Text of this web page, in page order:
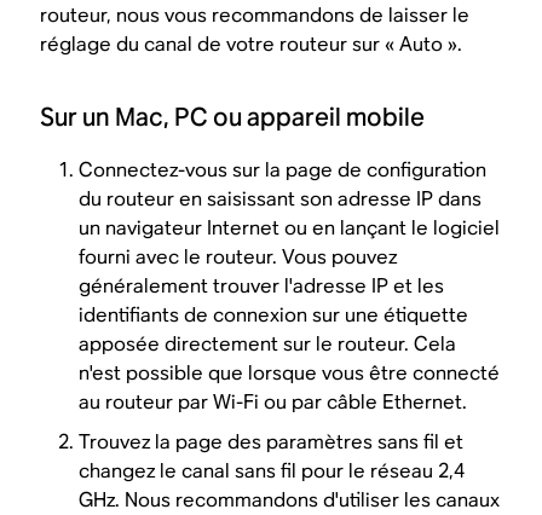
routeur, nous vous recommandons de laisser le
réglage du canal de votre routeur sur « Auto ».
Sur un Mac, PC ou appareil mobile
Connectez-vous sur la page de configuration
du routeur en saisissant son adresse IP dans
un navigateur Internet ou en lançant le logiciel
fourni avec le routeur. Vous pouvez
généralement trouver l'adresse IP et les
identifiants de connexion sur une étiquette
apposée directement sur le routeur. Cela
n'est possible que lorsque vous être connecté
au routeur par Wi-Fi ou par câble Ethernet.
Trouvez la page des paramètres sans fil et
changez le canal sans fil pour le réseau 2,4
GHz. Nous recommandons d'utiliser les canaux